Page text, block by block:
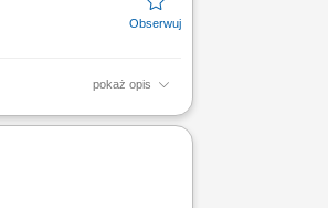
pokaż opis
zespołem